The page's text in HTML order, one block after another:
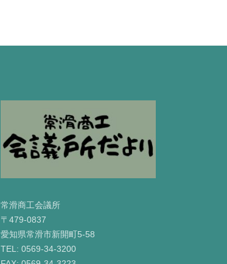
常滑商工会議所
〒479-0837
愛知県常滑市新開町5-58
TEL: 0569-34-3200